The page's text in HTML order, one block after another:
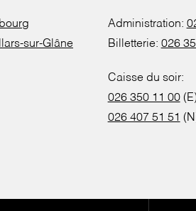
sur-Glâne
Administration:
Billetterie: 026
Caisse du soir:
026 350 11 00
026 407 51 51